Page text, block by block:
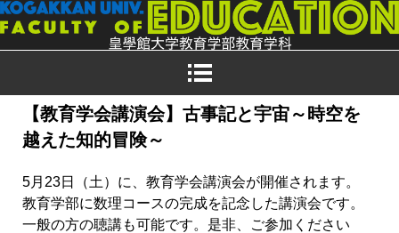
【教育学会講演会】古事記と宇宙～時空を
越えた知的冒険～
5月23日（土）に、教育学会講演会が開催されます。
教育学部に数理コースの完成を記念した講演会です。
一般の方の聴講も可能です。是非、ご参加ください